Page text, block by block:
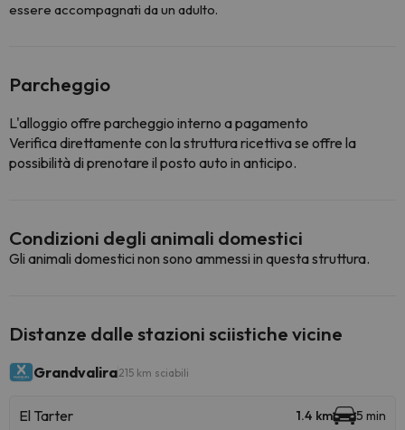
essere accompagnati da un adulto.
Parcheggio
L'alloggio offre parcheggio interno a pagamento
Verifica direttamente con la struttura ricettiva se offre la
possibilità di prenotare il posto auto in anticipo.
Condizioni degli animali domestici
Gli animali domestici non sono ammessi in questa struttura.
Distanze dalle stazioni sciistiche vicine
Grandvalira215 km sciabili
El Tarter 1.4 km 5 min